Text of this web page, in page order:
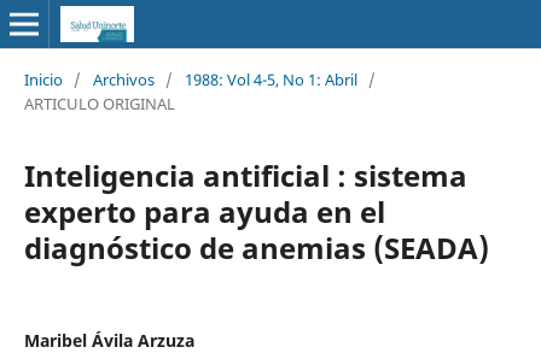
Inicio / Archivos / 1988: Vol 4-5, No 1: Abril /
ARTICULO ORIGINAL
Inteligencia antificial : sistema
experto para ayuda en el
diagnóstico de anemias (SEADA)
Maribel Ávila Arzuza